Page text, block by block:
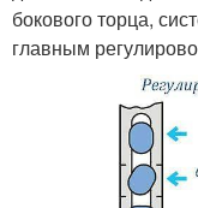
бокового торца,
главным